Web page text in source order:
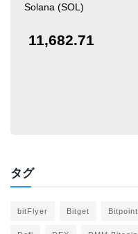
Solana (SOL)
11,682.71
タグ
bitFlyer Bitget Bitpoint